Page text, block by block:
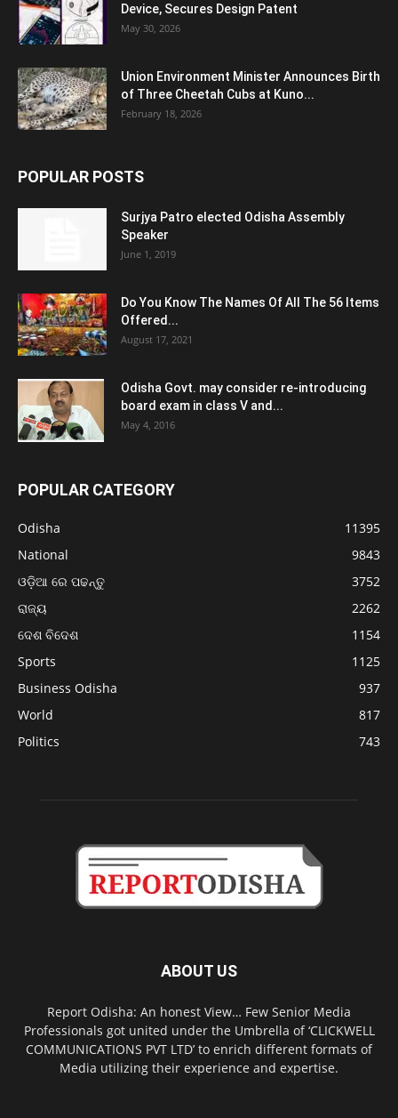
Device, Secures Design Patent
May 30, 2026
Union Environment Minister Announces Birth
of Three Cheetah Cubs at Kuno...
February 18, 2026
POPULAR POSTS
Surjya Patro elected Odisha Assembly
Speaker
June 1, 2019
Do You Know The Names Of All The 56 Items
Offered...
August 17, 2021
Odisha Govt. may consider re-introducing
board exam in class V and...
May 4, 2016
POPULAR CATEGORY
Odisha
11395
National
9843
ଓଡ଼ିଆ ରେ ପଢନ୍ତୁ
3752
ରାଜ୍ୟ
2262
ଦେଶ ବିଦେଶ
1154
Sports
1125
Business Odisha
937
World
817
Politics
743
ABOUT US
Report Odisha: An honest View… Few Senior Media
Professionals got united under the Umbrella of ‘CLICKWELL
COMMUNICATIONS PVT LTD’ to enrich different formats of
Media utilizing their experience and expertise.